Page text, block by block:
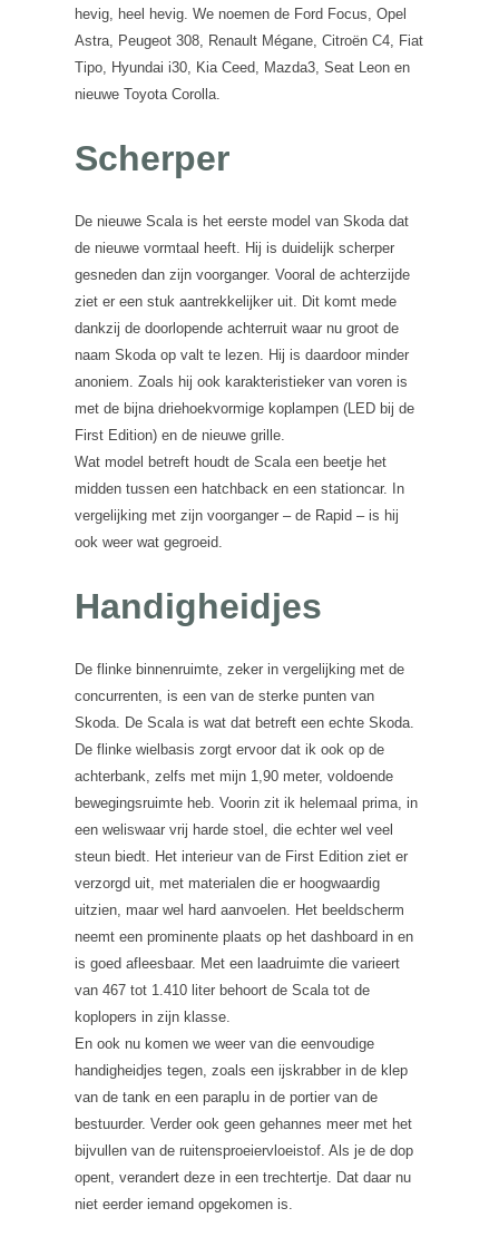
hevig, heel hevig. We noemen de Ford Focus, Opel
Astra, Peugeot 308, Renault Mégane, Citroën C4, Fiat
Tipo, Hyundai i30, Kia Ceed, Mazda3, Seat Leon en
nieuwe Toyota Corolla.
Scherper
De nieuwe Scala is het eerste model van Skoda dat
de nieuwe vormtaal heeft. Hij is duidelijk scherper
gesneden dan zijn voorganger. Vooral de achterzijde
ziet er een stuk aantrekkelijker uit. Dit komt mede
dankzij de doorlopende achterruit waar nu groot de
naam Skoda op valt te lezen. Hij is daardoor minder
anoniem. Zoals hij ook karakteristieker van voren is
met de bijna driehoekvormige koplampen (LED bij de
First Edition) en de nieuwe grille.
Wat model betreft houdt de Scala een beetje het
midden tussen een hatchback en een stationcar. In
vergelijking met zijn voorganger – de Rapid – is hij
ook weer wat gegroeid.
Handigheidjes
De flinke binnenruimte, zeker in vergelijking met de
concurrenten, is een van de sterke punten van
Skoda. De Scala is wat dat betreft een echte Skoda.
De flinke wielbasis zorgt ervoor dat ik ook op de
achterbank, zelfs met mijn 1,90 meter, voldoende
bewegingsruimte heb. Voorin zit ik helemaal prima, in
een weliswaar vrij harde stoel, die echter wel veel
steun biedt. Het interieur van de First Edition ziet er
verzorgd uit, met materialen die er hoogwaardig
uitzien, maar wel hard aanvoelen. Het beeldscherm
neemt een prominente plaats op het dashboard in en
is goed afleesbaar. Met een laadruimte die varieert
van 467 tot 1.410 liter behoort de Scala tot de
koplopers in zijn klasse.
En ook nu komen we weer van die eenvoudige
handigheidjes tegen, zoals een ijskrabber in de klep
van de tank en een paraplu in de portier van de
bestuurder. Verder ook geen gehannes meer met het
bijvullen van de ruitensproeiervloeistof. Als je de dop
opent, verandert deze in een trechtertje. Dat daar nu
niet eerder iemand opgekomen is.